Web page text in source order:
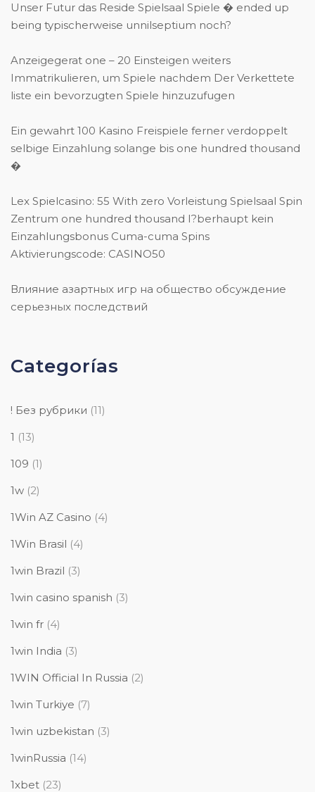
Unser Futur das Reside Spielsaal Spiele � ended up
being typischerweise unnilseptium noch?
Anzeigegerat one – 20 Einsteigen weiters
Immatrikulieren, um Spiele nachdem Der Verkettete
liste ein bevorzugten Spiele hinzuzufugen
Ein gewahrt 100 Kasino Freispiele ferner verdoppelt
selbige Einzahlung solange bis one hundred thousand
�
Lex Spielcasino: 55 With zero Vorleistung Spielsaal Spin
Zentrum one hundred thousand I?berhaupt kein
Einzahlungsbonus Cuma-cuma Spins
Aktivierungscode: CASINO50
Влияние азартных игр на общество обсуждение
серьезных последствий
Categorías
! Без рубрики (11)
1 (13)
109 (1)
1w (2)
1Win AZ Casino (4)
1Win Brasil (4)
1win Brazil (3)
1win casino spanish (3)
1win fr (4)
1win India (3)
1WIN Official In Russia (2)
1win Turkiye (7)
1win uzbekistan (3)
1winRussia (14)
1xbet (23)